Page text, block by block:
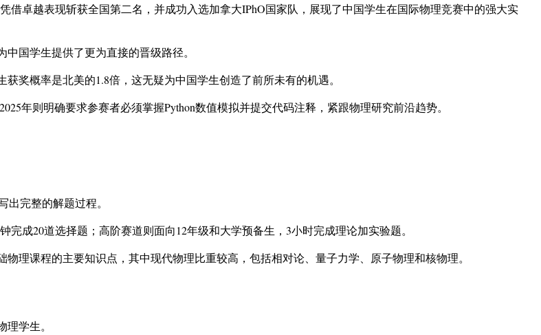
借卓越表现斩获全国第二名，并成功入选加拿大IPhO国家队，展现了中国学生在国际物理竞赛中的强大实
中国学生提供了更为直接的晋级路径。
奖概率是北美的1.8倍，这无疑为中国学生创造了前所未有的机遇。
2025年则明确要求参赛者必须掌握Python数值模拟并提交代码注释，紧跟物理研究前沿趋势。
出完整的解题过程。
完成20道选择题；高阶赛道则面向12年级和大学预备生，3小时完成理论加实验题。
物理课程的主要知识点，其中现代物理比重较高，包括相对论、量子力学、原子物理和核物理。
学生。